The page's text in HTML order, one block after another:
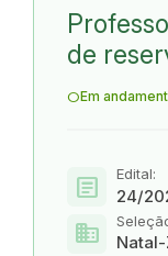
de
Em
article Edital:
24/
domain